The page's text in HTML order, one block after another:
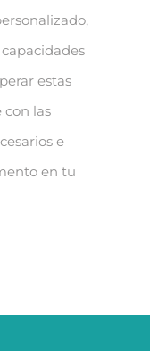
estas
las
e
en tu